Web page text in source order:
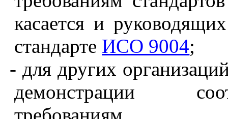
касается и
стандарте ИСО 9004;
- для других
демонстрации